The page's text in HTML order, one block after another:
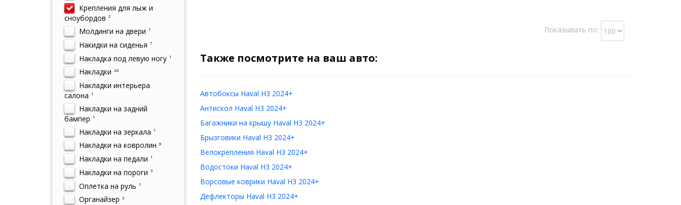
Крепления для лыж и
сноубордов 2
Молдинги на двери 1
Накидки на сиденья 7
Накладка под левую ногу 1
Накладки 20
Накладки интерьера
салона
1
Накладки на задний
бампер
1
Накладки на зеркала 1
Накладки на ковролин 8
Накладки на педали 1
Накладки на пороги 3
Оплетка на руль 1
Органайзер 3
Показывать по:
Также посмотрите на ваш авто:
Автобоксы Haval H3 2024+
Антискол Haval H3 2024+
Багажники на крышу Haval H3 2024+
Брызговики Haval H3 2024+
Велокрепления Haval H3 2024+
Водостоки Haval H3 2024+
Ворсовые коврики Haval H3 2024+
Дефлекторы Haval H3 2024+